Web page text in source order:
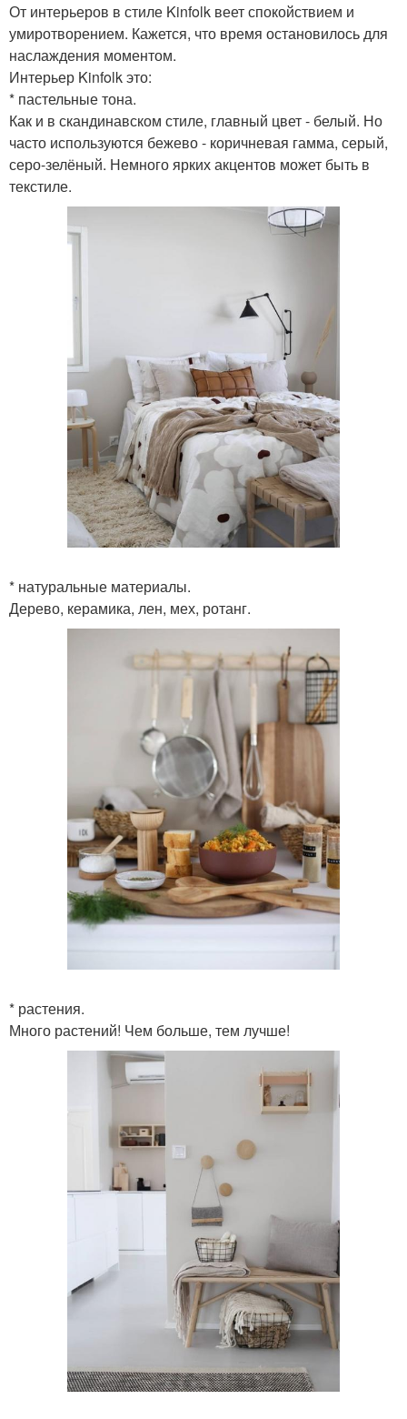
От интерьеров в стиле Kinfolk веет спокойствием и
умиротворением. Кажется, что время остановилось для
наслаждения моментом.
Интерьер Kinfolk это:
* пастельные тона.
Как и в скандинавском стиле, главный цвет - белый. Но
часто используются бежево - коричневая гамма, серый,
серо-зелёный. Немного ярких акцентов может быть в
текстиле.
* натуральные материалы.
Дерево, керамика, лен, мех, ротанг.
* растения.
Много растений! Чем больше, тем лучше!